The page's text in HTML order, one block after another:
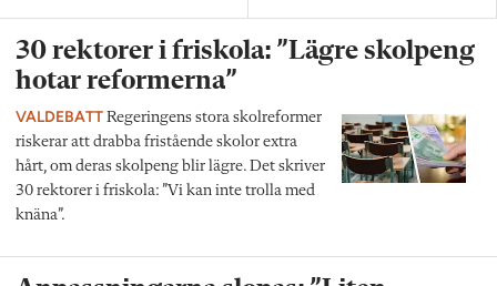
30 rektorer i friskola: ”Lägre skolpeng
hotar reformerna”
VALDEBATT Regeringens stora skolreformer
riskerar att drabba fristående skolor extra
hårt, om deras skolpeng blir lägre. Det skriver
30 rektorer i friskola: ”Vi kan inte trolla med
knäna”.